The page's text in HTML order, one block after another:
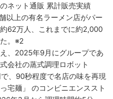
ネット通販 累計販売実績
以上の有名ラーメン店がパー
62万人、これまでに約2,000
。※2
、2025年9月にグループであ
会社の蒸式調理ロボット
、90秒程度で名店の味を再現
宅麺」 のコンビニエンススト